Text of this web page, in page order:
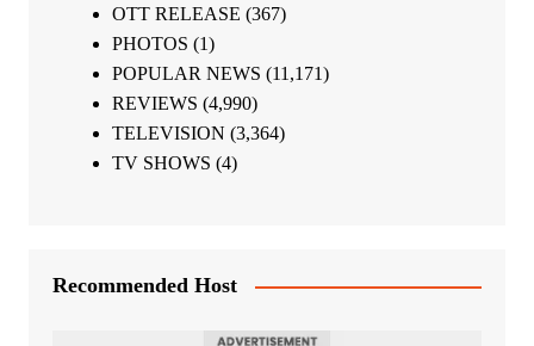
OTT RELEASE (367)
PHOTOS (1)
POPULAR NEWS (11,171)
REVIEWS (4,990)
TELEVISION (3,364)
TV SHOWS (4)
Recommended Host